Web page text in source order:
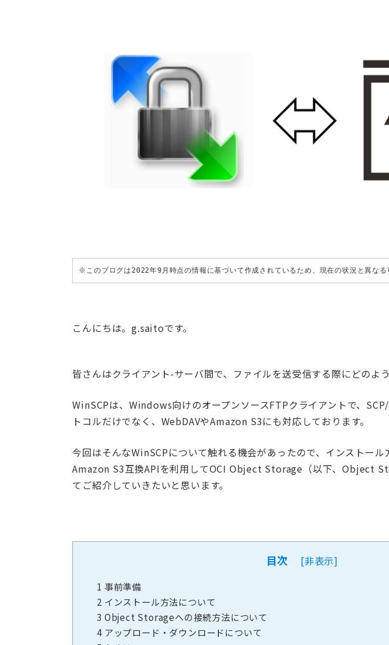
※このブログは2022年9月時点の情報に基づいて作成されているため、現在の状況と異なる
こんにちは。g.saitoです。
皆さんはクライアント-サーバ間で、ファイルを送受信する際にどのよ
WinSCPは、Windows向けのオープンソースFTPクライアントで、
トコルだけでなく、WebDAVやAmazon S3にも対応しております。
今回はそんなWinSCPについて触れる機会があったので、インストール
Amazon S3互換APIを利用してOCI Object Storage（以下、Object
てご紹介していきたいと思います。
目次 [非表示]
1 事前準備
2 インストール方法について
3 Object Storageへの接続方法について
4アップロード・ダウンロードについて